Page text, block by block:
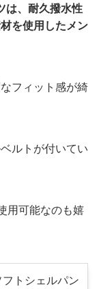
は、耐久撥水性
を使用したメン
フィット感が綺
ルトが付いてい
用可能なのも嬉
トシェルパン